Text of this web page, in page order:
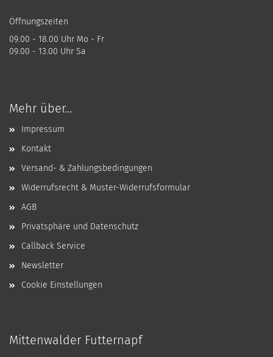
Öffnungszeiten
09.00 - 18.00 Uhr Mo - Fr
09.00 - 13.00 Uhr Sa
Mehr über...
Impressum
Kontakt
Versand- & Zahlungsbedingungen
Widerrufsrecht & Muster-Widerrufsformular
AGB
Privatsphäre und Datenschutz
Callback Service
Newsletter
Cookie Einstellungen
Mittenwalder Futternapf